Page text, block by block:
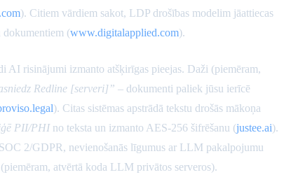
). Citiem vārdiem sakot, LDP drošības modelim jāattiecas
dokumentiem (www.digitalapplied.com).
AI risinājumi izmanto atšķirīgas pieejas. Daži (piemēram,
Redline [serveri]” – dokumenti paliek jūsu ierīcē
). Citas sistēmas apstrādā tekstu drošās mākoņa
PII/PHI no teksta un izmanto AES-256 šifrēšanu (justee.ai).
2/GDPR, nevienošanās līgumus ar LLM pakalpojumu
atvērtā koda LLM privātos serveros).